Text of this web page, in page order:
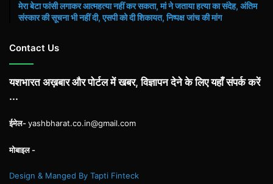
मेरा बेटा फांसी लगाकर आत्महत्या नहीं कर सकता, मां ने जताया हत्या का संदेह, अंतिम
संस्कार की सूचना भी नहीं दी, एसपी को दी शिकायत, निष्पक्ष जांच की मांग
Contact Us
यशभारत अख़बार और पोर्टल में खबर, विज्ञापन देने के लिए यहाँ संपर्क करें
...
ईमेल-yashbharat.co.in@gmail.com
मोबाइल -
Design & Manged By Tapti Finteck